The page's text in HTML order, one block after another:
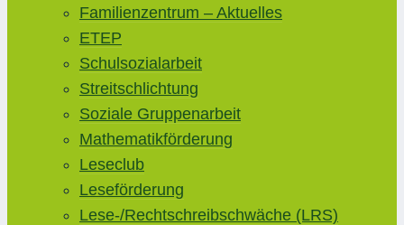
Familienzentrum – Aktuelles
ETEP
Schulsozialarbeit
Streitschlichtung
Soziale Gruppenarbeit
Mathematikförderung
Leseclub
Leseförderung
Lese-/Rechtschreibschwäche (LRS)